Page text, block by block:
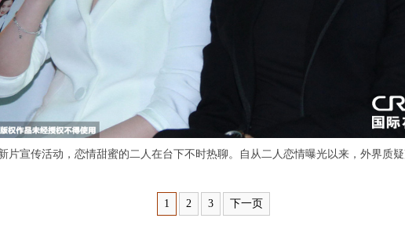
宣传活动，恋情甜蜜的二人在台下不时热聊。自从二人恋情曝光以来，外界质
1 2 3 下一页